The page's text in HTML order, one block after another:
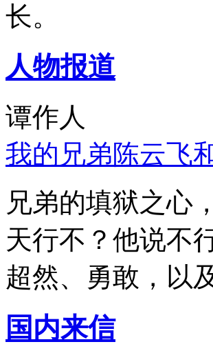
长。
人物报道
谭作人
我的兄弟陈云飞
兄弟的填狱之心
天行不？他说不
超然、勇敢，以
国内来信